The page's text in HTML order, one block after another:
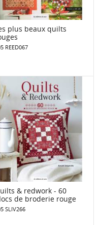
plus beaux quilts
REED067
& redwork - 60
de broderie rouge
SLIV266